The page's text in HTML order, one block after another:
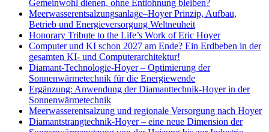
Gemeinwohl dienen, ohne Entlohnung bleiben?
Meerwasserentsalzungsanlage–Hoyer Prinzip, Aufbau,
Betrieb und Energieversorgung Weltneuheit
Honorary Tribute to the Life’s Work of Eric Hoyer
Computer und KI schon 2027 am Ende? Ein Erdbeben in der
gesamten KI- und Computerarchitektur!
Diamant-Technologie-Hoyer – Optimierung der
Sonnenwärmetechnik für die Energiewende
Ergänzung: Anwendung der Diamanttechnik-Hoyer in der
Sonnenwärmetechnik
Meerwasserentsalzung und regionale Versorgung nach Hoyer
Diamantstrangtechnik-Hoyer – eine neue Dimension der